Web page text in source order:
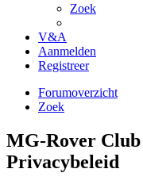
Zoek
V&A
Aanmelden
Registreer
Forumoverzicht
Zoek
MG-Rover
Privacybeleid